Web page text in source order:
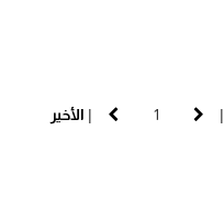
|
| الأخير